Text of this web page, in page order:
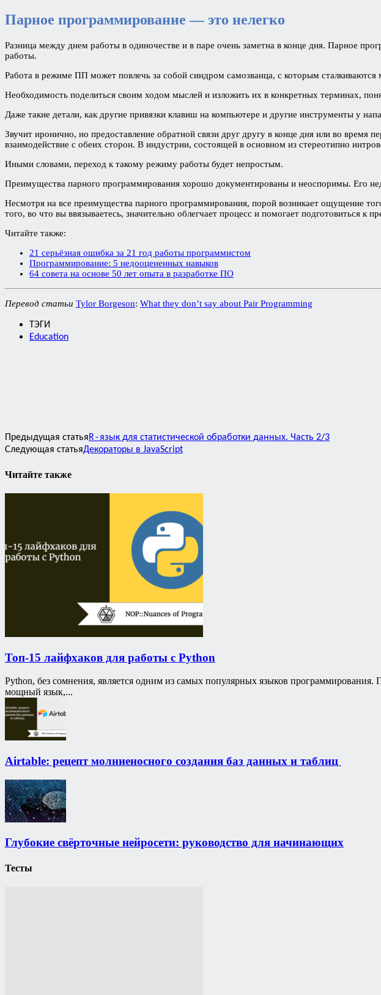
Парное программирование — это нелегко
Разница между днем работы в одиночестве и в паре очень заметна в конце дня. Парное
работы.
Работа в режиме ПП может повлечь за собой синдром самозванца, с которым сталкиваются
Необходимость поделиться своим ходом мыслей и изложить их в конкретных терминах,
Даже такие детали, как другие привязки клавиш на компьютере и другие инструменты у
Звучит иронично, но предоставление обратной связи друг другу в конце дня или во
взаимодействие с обеих сторон. В индустрии, состоящей в основном из стереотипно
Иными словами, переход к такому режиму работы будет непростым.
Преимущества парного программирования хорошо документированы и неоспоримы. Его
Несмотря на все преимущества парного программирования, порой возникает ощущение
того, во что вы ввязываетесь, значительно облегчает процесс и помогает подготовиться
Читайте также:
21 серьёзная ошибка за 21 год работы программистом
Программирование: 5 недооцененных навыков
64 совета на основе 50 лет опыта в разработке ПО
Перевод статьи Tylor Borgeson: What they don’t say about Pair Programming
ТЭГИ
Education
Предыдущая статьяR - язык для статистической обработки данных. Часть 2/3
Следующая статьяДекораторы в JavaScript
Читайте также
Топ-15 лайфхаков для работы с Python
Python, без сомнения, является одним из самых популярных языков
мощный язык,...
Airtable: рецепт молниеносного создания баз данных и таблиц
Глубокие свёрточные нейросети: руководство для начинающих
Тесты